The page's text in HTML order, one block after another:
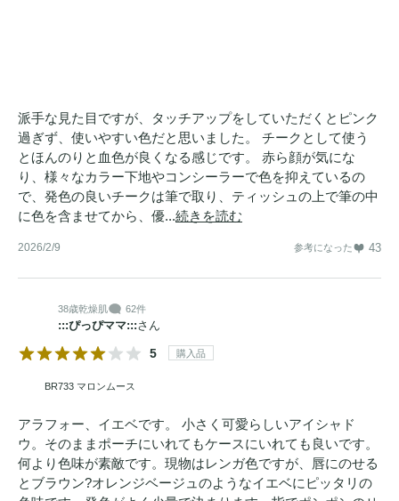
派手な見た目ですが、タッチアップをしていただくとピンク
過ぎず、使いやすい色だと思いました。 チークとして使う
とほんのりと血色が良くなる感じです。 赤ら顔が気にな
り、様々なカラー下地やコンシーラーで色を抑えているの
で、発色の良いチークは筆で取り、ティッシュの上で筆の中
に色を含ませてから、優...続きを読む
2026/2/9 参考になった 43
38歳乾燥肌 62件
:::ぴっぴママ:::さん
5 購入品
BR733 マロンムース
アラフォー、イエベです。 小さく可愛らしいアイシャド
ウ。そのままポーチにいれてもケースにいれても良いです。
何より色味が素敵です。現物はレンガ色ですが、唇にのせる
とブラウン?オレンジベージュのようなイエベにピッタリの